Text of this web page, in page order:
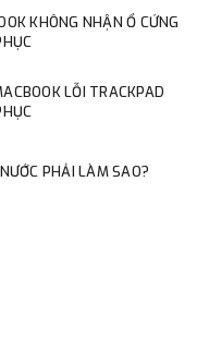
KHÔNG NHẬN Ổ CỨNG
LỖI TRACKPAD
PHẢI LÀM SAO?